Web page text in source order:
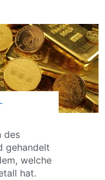
des
gehandelt
welche
hat.